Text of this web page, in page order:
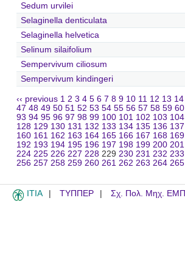
Sedum urvilei
Selaginella denticulata
Selaginella helvetica
Selinum silaifolium
Sempervivum ciliosum
Sempervivum kindingeri
‹‹ previous 1 2 3 4 5 6 7 8 9 10 11 12 13 14
47 48 49 50 51 52 53 54 55 56 57 58 59 60
93 94 95 96 97 98 99 100 101 102 103 104
128 129 130 131 132 133 134 135 136 137
160 161 162 163 164 165 166 167 168 169
192 193 194 195 196 197 198 199 200 201
224 225 226 227 228 229 230 231 232 233
256 257 258 259 260 261 262 263 264 265
ITIA ΤΥΠΠΕΡ Σχ. Πολ. Μηχ. ΕΜΠ